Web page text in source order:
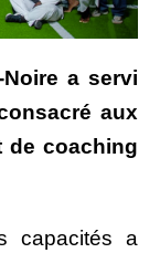
a servi
aux
de coaching
capacités a